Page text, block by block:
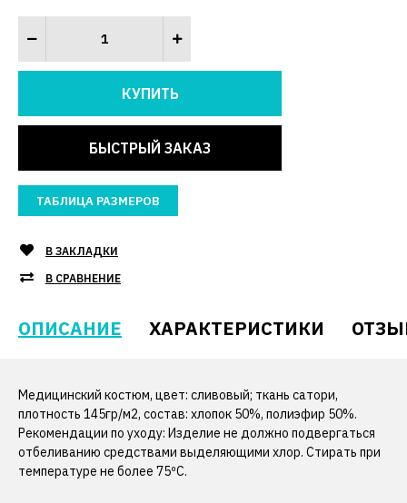
БЫСТРЫЙ ЗАКАЗ
ТАБЛИЦА РАЗМЕРОВ
В ЗАКЛАДКИ
В СРАВНЕНИЕ
ОПИСАНИЕ ХАРАКТЕРИСТИКИ
Медицинский костюм, цвет: сливовый; ткань сатори,
плотность 145гр/м2, состав: хлопок 50%, полиэфир 50%.
Рекомендации по уходу: Изделие не должно подвергаться
отбеливанию средствами выделяющими хлор. Стирать при
температуре не более 75ºС.